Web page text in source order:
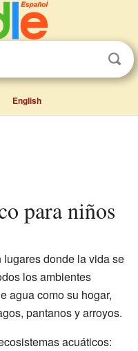
English
para niños
lugares donde la vida se
los ambientes
agua como su hogar,
pantanos y arroyos.
acuáticos: